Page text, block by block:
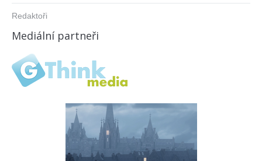
Redaktoři
Mediální partneři